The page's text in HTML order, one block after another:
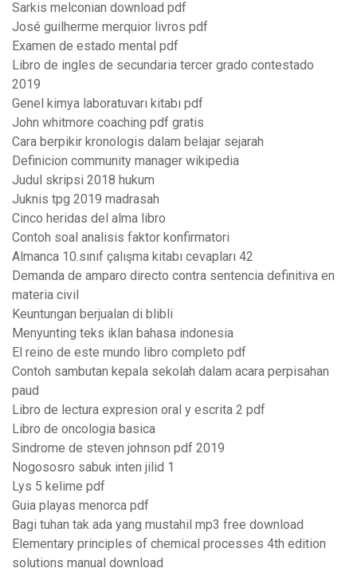
Sarkis melconian download pdf
José guilherme merquior livros pdf
Examen de estado mental pdf
Libro de ingles de secundaria tercer grado contestado
2019
Genel kimya laboratuvarı kitabı pdf
John whitmore coaching pdf gratis
Cara berpikir kronologis dalam belajar sejarah
Definicion community manager wikipedia
Judul skripsi 2018 hukum
Juknis tpg 2019 madrasah
Cinco heridas del alma libro
Contoh soal analisis faktor konfirmatori
Almanca 10.sınıf çalışma kitabı cevapları 42
Demanda de amparo directo contra sentencia definitiva en
materia civil
Keuntungan berjualan di blibli
Menyunting teks iklan bahasa indonesia
El reino de este mundo libro completo pdf
Contoh sambutan kepala sekolah dalam acara perpisahan
paud
Libro de lectura expresion oral y escrita 2 pdf
Libro de oncologia basica
Sindrome de steven johnson pdf 2019
Nogososro sabuk inten jilid 1
Lys 5 kelime pdf
Guia playas menorca pdf
Bagi tuhan tak ada yang mustahil mp3 free download
Elementary principles of chemical processes 4th edition
solutions manual download